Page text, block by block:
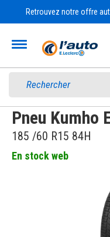
Retrouvez notre offre
Pneu Kumho
185 /60 R15 84H
En stock web